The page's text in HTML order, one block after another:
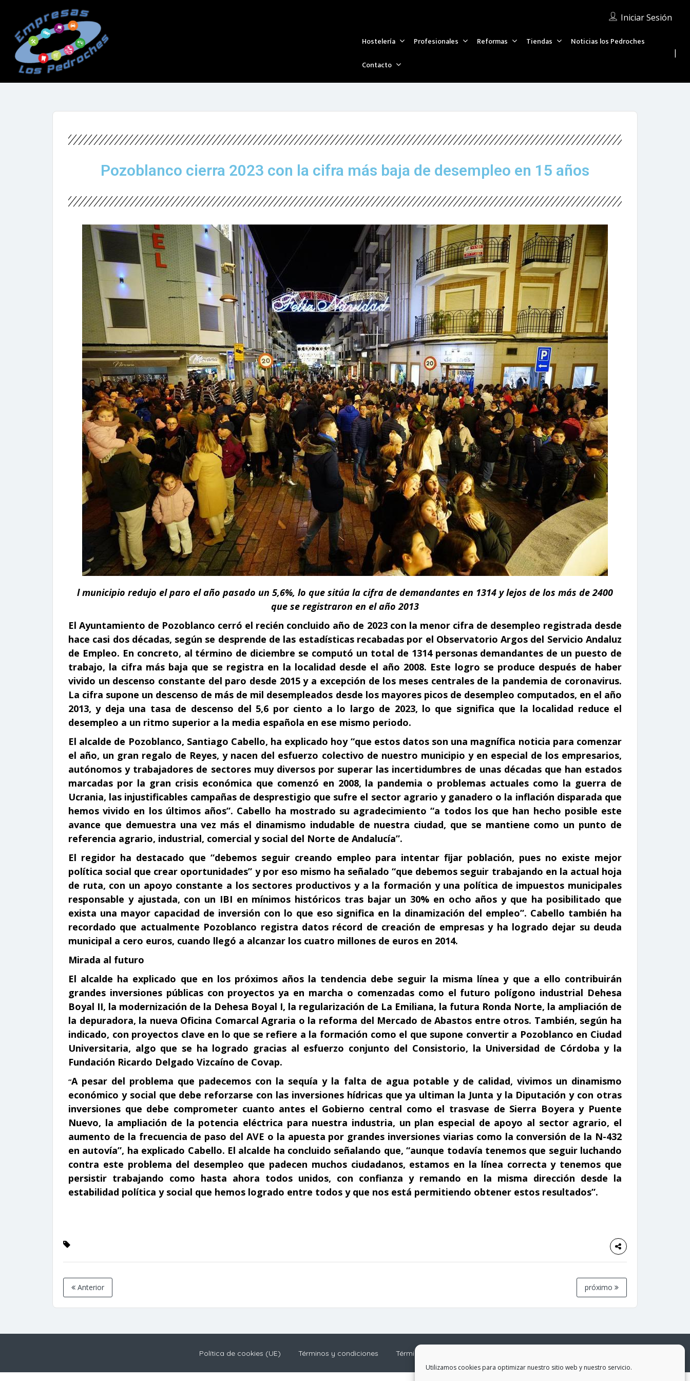
Utilizamos cookies para optimizar nuestro sitio web y nuestro servicio.
Iniciar Sesión
Hostelería Profesionales Reformas Tiendas
Noticias los Pedroches
Contacto
No hay comentarios 4 de enero de 2024
Pozoblanco cierra 2023 con la cifra más baja de desempleo en 15 años
l municipio redujo el paro el año pasado un 5,6%, lo que sitúa la cifra de demandantes en 1314 y lejos de los más de 2400
que se registraron en el año 2013
El Ayuntamiento de Pozoblanco cerró el recién concluido año de 2023 con la menor cifra de desempleo registrada desde
hace casi dos décadas, según se desprende de las estadísticas recabadas por el Observatorio Argos del Servicio Andaluz
de Empleo. En concreto, al término de diciembre se computó un total de 1314 personas demandantes de un puesto de
trabajo, la cifra más baja que se registra en la localidad desde el año 2008. Este logro se produce después de haber
vivido un descenso constante del paro desde 2015 y a excepción de los meses centrales de la pandemia de coronavirus.
La cifra supone un descenso de más de mil desempleados desde los mayores picos de desempleo computados, en el año
2013, y deja una tasa de descenso del 5,6 por ciento a lo largo de 2023, lo que significa que la localidad reduce el
desempleo a un ritmo superior a la media española en ese mismo periodo.
El alcalde de Pozoblanco, Santiago Cabello, ha explicado hoy “que estos datos son una magnífica noticia para comenzar
el año, un gran regalo de Reyes, y nacen del esfuerzo colectivo de nuestro municipio y en especial de los empresarios,
autónomos y trabajadores de sectores muy diversos por superar las incertidumbres de unas décadas que han estados
marcadas por la gran crisis económica que comenzó en 2008, la pandemia o problemas actuales como la guerra de
Ucrania, las injustificables campañas de desprestigio que sufre el sector agrario y ganadero o la inflación disparada que
hemos vivido en los últimos años”. Cabello ha mostrado su agradecimiento “a todos los que han hecho posible este
avance que demuestra una vez más el dinamismo indudable de nuestra ciudad, que se mantiene como un punto de
referencia agrario, industrial, comercial y social del Norte de Andalucía”.
El regidor ha destacado que “debemos seguir creando empleo para intentar fijar población, pues no existe mejor
política social que crear oportunidades” y por eso mismo ha señalado “que debemos seguir trabajando en la actual hoja
de ruta, con un apoyo constante a los sectores productivos y a la formación y una política de impuestos municipales
responsable y ajustada, con un IBI en mínimos históricos tras bajar un 30% en ocho años y que ha posibilitado que
exista una mayor capacidad de inversión con lo que eso significa en la dinamización del empleo”. Cabello también ha
recordado que actualmente Pozoblanco registra datos récord de creación de empresas y ha logrado dejar su deuda
municipal a cero euros, cuando llegó a alcanzar los cuatro millones de euros en 2014.
Mirada al futuro
El alcalde ha explicado que en los próximos años la tendencia debe seguir la misma línea y que a ello contribuirán
grandes inversiones públicas con proyectos ya en marcha o comenzadas como el futuro polígono industrial Dehesa
Boyal II, la modernización de la Dehesa Boyal I, la regularización de La Emiliana, la futura Ronda Norte, la ampliación de
la depuradora, la nueva Oficina Comarcal Agraria o la reforma del Mercado de Abastos entre otros. También, según ha
indicado, con proyectos clave en lo que se refiere a la formación como el que supone convertir a Pozoblanco en Ciudad
Universitaria, algo que se ha logrado gracias al esfuerzo conjunto del Consistorio, la Universidad de Córdoba y la
Fundación Ricardo Delgado Vizcaíno de Covap.
“A pesar del problema que padecemos con la sequía y la falta de agua potable y de calidad, vivimos un dinamismo
económico y social que debe reforzarse con las inversiones hídricas que ya ultiman la Junta y la Diputación y con otras
inversiones que debe comprometer cuanto antes el Gobierno central como el trasvase de Sierra Boyera y Puente
Nuevo, la ampliación de la potencia eléctrica para nuestra industria, un plan especial de apoyo al sector agrario, el
aumento de la frecuencia de paso del AVE o la apuesta por grandes inversiones viarias como la conversión de la N-432
en autovía”, ha explicado Cabello. El alcalde ha concluido señalando que, “aunque todavía tenemos que seguir luchando
contra este problema del desempleo que padecen muchos ciudadanos, estamos en la línea correcta y tenemos que
persistir trabajando como hasta ahora todos unidos, con confianza y remando en la misma dirección desde la
estabilidad política y social que hemos logrado entre todos y que nos está permitiendo obtener estos resultados”.
Anterior próximo
Política de cookies (UE) Términos y condiciones Términos y condiciones